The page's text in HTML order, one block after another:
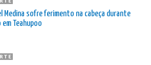
Medina sofre ferimento na cabeça durante
Teahupoo